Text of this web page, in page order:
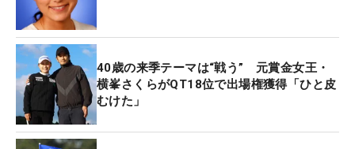
は良かったですね」。まだ繊細なタッチまでは取り
戻せていないが、徐々に感覚が戻ってきている。
長男は母がゴルフをしていることを理解できる年齢
になった。ラウンド中は託児所に預けているが「シ
ッターさんが1番ティーや18番グリーンに連れてき
てくれるので、最後もいましたね」。18番では惜し
40歳の来季テーマは“戦う” 元賞金女王・
横峯さくらがQT18位で出場権獲得「ひと皮
むけた」